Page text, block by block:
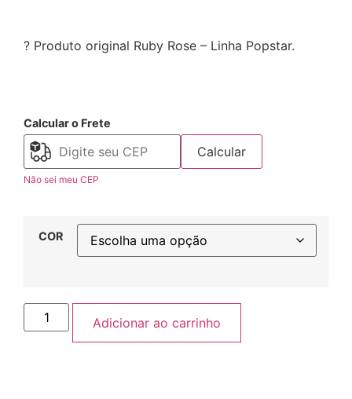
? Produto original Ruby Rose – Linha Popstar.
Calcular o Frete
Calcular
Não sei meu CEP
COR
Adicionar ao carrinho